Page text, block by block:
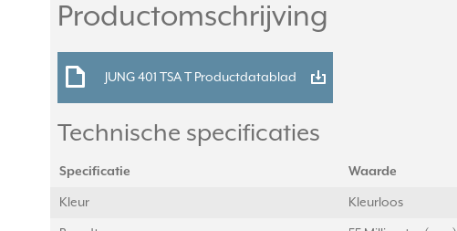
Productomschrijving
JUNG 401 TSA T Productdatablad
Technische specificaties
Specificatie Waarde
Kleur Kleurloos